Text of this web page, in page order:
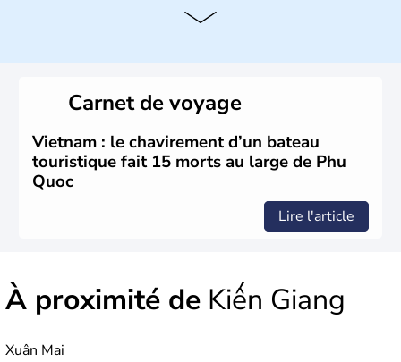
Pays d'Asie du Sud-Est situé sur l'est de la péninsule
nom récent de l'ancienne Saïgon.
Carnet de voyage
Vietnam : le chavirement d’un bateau
touristique fait 15 morts au large de Phu
Quoc
Lire l'article
À proximité de Kiến Giang
Xuân Mai